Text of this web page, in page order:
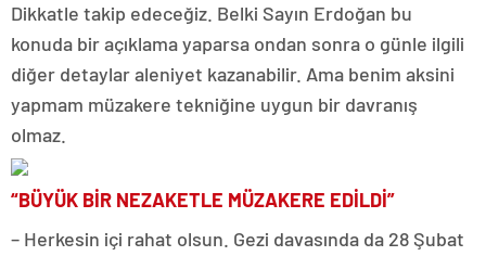
Dikkatle takip edeceğiz. Belki Sayın Erdoğan bu
konuda bir açıklama yaparsa ondan sonra o günle ilgili
diğer detaylar aleniyet kazanabilir. Ama benim aksini
yapmam müzakere tekniğine uygun bir davranış
olmaz.
“BÜYÜK BİR NEZAKETLE MÜZAKERE EDİLDİ”
– Herkesin içi rahat olsun. Gezi davasında da 28 Şubat